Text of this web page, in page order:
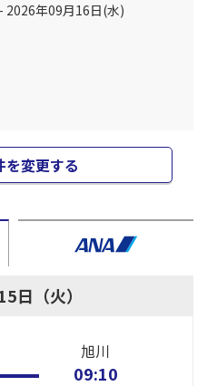
2026年09月16日(水)
を変更する
日（火）
旭川
09:10